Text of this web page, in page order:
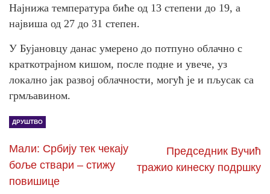
Најнижа температура биће од 13 степени до 19, а
највиша од 27 до 31 степен.
У Бујановцу данас умерено до потпуно облачно с
краткотрајном кишом, после подне и увече, уз
локално јак развој облачности, могућ је и пљусак са
грмљавином.
ДРУШТВО
Мали: Србију тек чекају
боље ствари – стижу
повишице
Председник Вучић
тражио кинеску подршку